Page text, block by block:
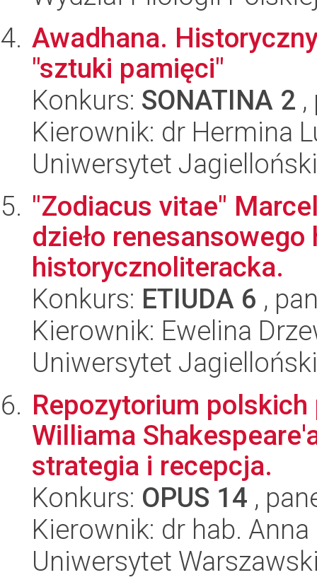
Awadhana.
"sztuki pamięci"
Konkurs: SONATINA 2
Kierownik: dr Hermina
Uniwersytet
"Zodiacus vitae"
dzieło
historycznoliteracka.
Konkurs: ETIUDA 6 ,
Kierownik: Ewelina
Uniwersytet
Repozytorium
Williama
strategia i recepcja.
Konkurs: OPUS 14 ,
Kierownik: dr hab.
Uniwersytet